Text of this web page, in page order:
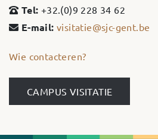
Tel: +32.(0)9 228 34 62
E-mail: visitatie@sjc-gent.be
Wie contacteren?
CAMPUS VISITATIE